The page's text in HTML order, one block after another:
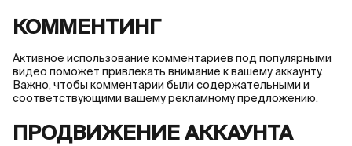
КОММЕНТИНГ
Активное использование комментариев под популярными
видео поможет привлекать внимание к вашему аккаунту.
Важно, чтобы комментарии были содержательными и
соответствующими вашему рекламному предложению.
ПРОДВИЖЕНИЕ АККАУНТА